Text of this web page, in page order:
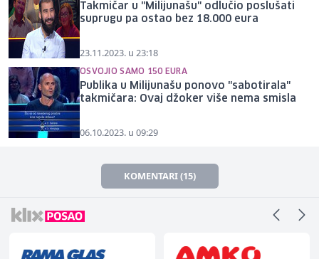
Takmičar u "Milijunašu" odlučio poslušati
suprugu pa ostao bez 18.000 eura
23.11.2023. u 23:18
OSVOJIO SAMO 150 EURA
Publika u Milijunašu ponovo "sabotirala"
takmičara: Ovaj džoker više nema smisla
06.10.2023. u 09:29
KOMENTARI (15)